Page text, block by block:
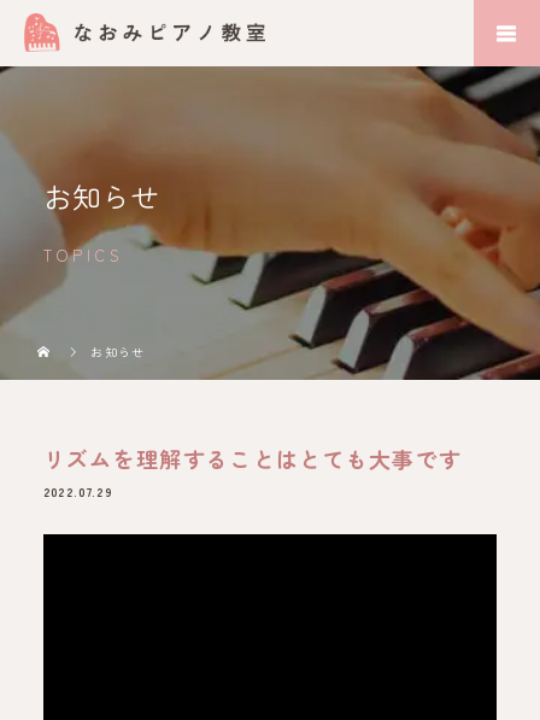
お知らせ
TOPICS
お知らせ
リズムを理解することはとても大事です
2022.07.29